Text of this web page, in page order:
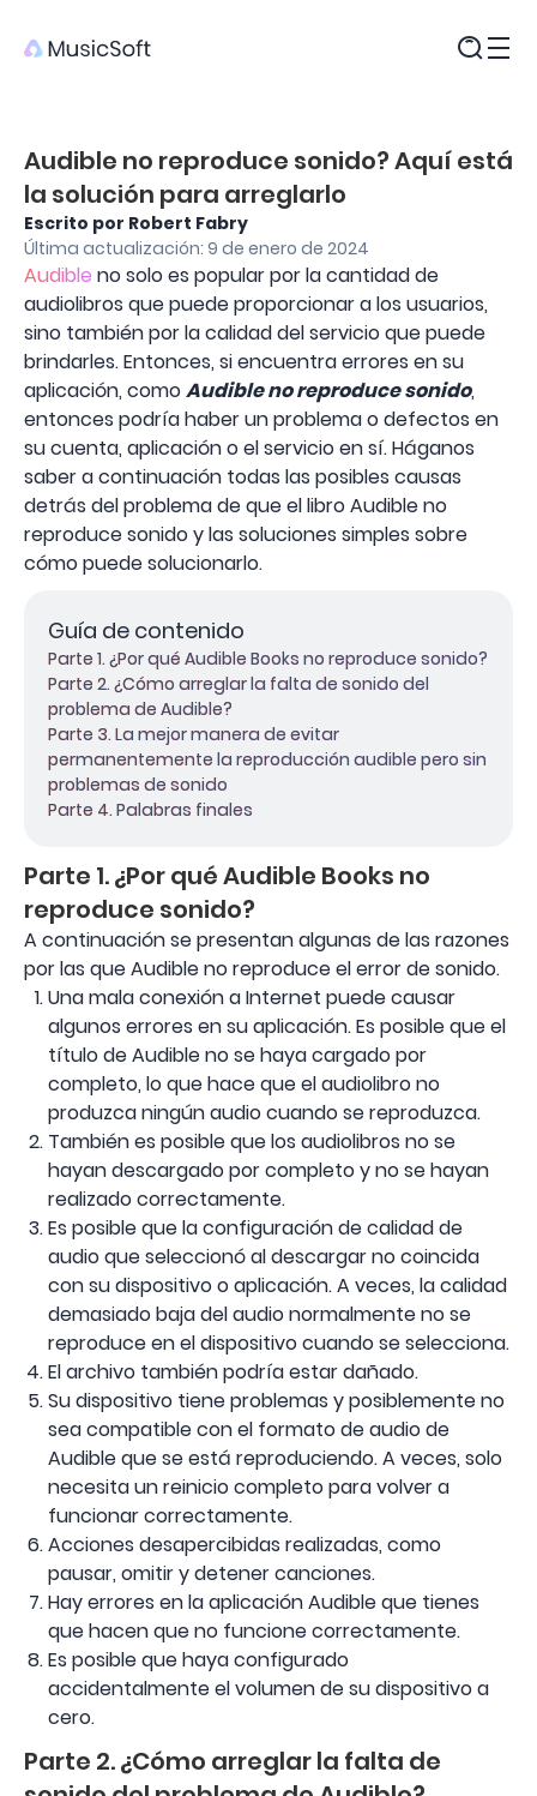
Audible no reproduce sonido? Aquí está
la solución para arreglarlo
Escrito por Robert Fabry
Última actualización: 9 de enero de 2024
Audible no solo es popular por la cantidad de
audiolibros que puede proporcionar a los usuarios,
sino también por la calidad del servicio que puede
brindarles. Entonces, si encuentra errores en su
aplicación, comoAudible no reproduce sonido,
entonces podría haber un problema o defectos en
su cuenta, aplicación o el servicio en sí. Háganos
saber a continuación todas las posibles causas
detrás del problema de que el libro Audible no
reproduce sonido y las soluciones simples sobre
cómo puede solucionarlo.
Guía de contenido
Parte 1. ¿Por qué Audible Books no reproduce sonido?
Parte 2. ¿Cómo arreglar la falta de sonido del
problema de Audible?
Parte 3. La mejor manera de evitar
permanentemente la reproducción audible pero sin
problemas de sonido
Parte 4. Palabras finales
Parte 1. ¿Por qué Audible Books no
reproduce sonido?
A continuación se presentan algunas de las razones
por las que Audible no reproduce el error de sonido.
Una mala conexión a Internet puede causar
algunos errores en su aplicación. Es posible que el
título de Audible no se haya cargado por
completo, lo que hace que el audiolibro no
produzca ningún audio cuando se reproduzca.
También es posible que los audiolibros no se
hayan descargado por completo y no se hayan
realizado correctamente.
Es posible que la configuración de calidad de
audio que seleccionó al descargar no coincida
con su dispositivo o aplicación. A veces, la calidad
demasiado baja del audio normalmente no se
reproduce en el dispositivo cuando se selecciona.
El archivo también podría estar dañado.
Su dispositivo tiene problemas y posiblemente no
sea compatible con el formato de audio de
Audible que se está reproduciendo. A veces, solo
necesita un reinicio completo para volver a
funcionar correctamente.
Acciones desapercibidas realizadas, como
pausar, omitir y detener canciones.
Hay errores en la aplicación Audible que tienes
que hacen que no funcione correctamente.
Es posible que haya configurado
accidentalmente el volumen de su dispositivo a
cero.
Parte 2. ¿Cómo arreglar la falta de